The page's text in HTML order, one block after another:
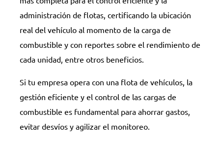
administración de flotas, certificando la ubicación
real del vehículo al momento de la carga de
combustible y con reportes sobre el rendimiento de
cada unidad, entre otros beneficios.
Si tu empresa opera con una flota de vehículos, la
gestión eficiente y el control de las cargas de
combustible es fundamental para ahorrar gastos,
evitar desvíos y agilizar el monitoreo.